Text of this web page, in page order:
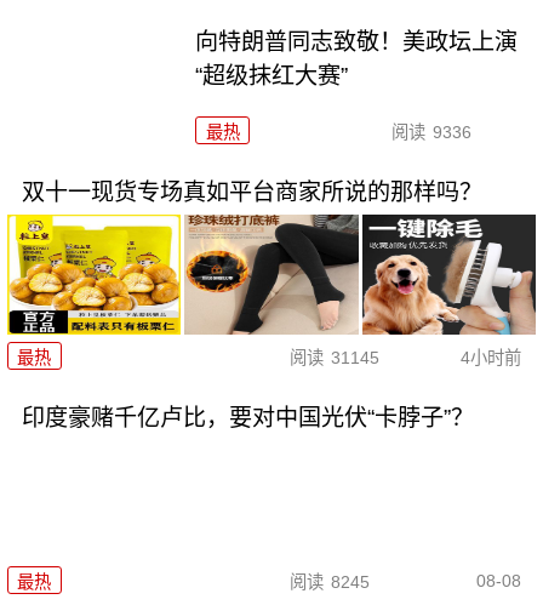
向特朗普同志致敬！美政坛上演
“超级抹红大赛”
最热 阅读 9336
双十一现货专场真如平台商家所说的那样吗？
最热 阅读 31145 4小时前
印度豪赌千亿卢比，要对中国光伏“卡脖子”？
最热 阅读 8245 08-08